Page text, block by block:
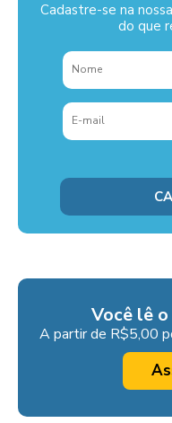
Cadastre-se na
do que
Você lê
A partir de R$5,00